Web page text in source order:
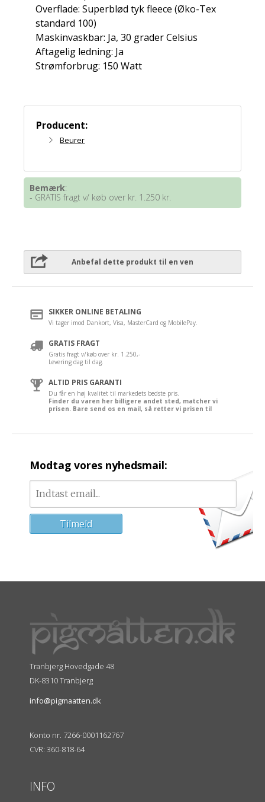
Overflade: Superblød tyk fleece (Øko-Tex
standard 100)
Maskinvaskbar: Ja, 30 grader Celsius
Aftagelig ledning: Ja
Strømforbrug: 150 Watt
Producent:
Beurer
Bemærk:
- GRATIS fragt v/ køb over kr. 1.250 kr.
Anbefal dette produkt til en ven
SIKKER ONLINE BETALING
Vi tager imod Dankort, Visa, MasterCard og MobilePay.
GRATIS FRAGT
Gratis fragt v/køb over kr. 1.250,-
Levering dag til dag.
ALTID PRIS GARANTI
Du får en høj kvalitet til markedets bedste pris.
Finder du varen her billigere andet sted, matcher vi
prisen. Bare send os en mail, så retter vi prisen til
Modtag vores nyhedsmail:
Tranbjerg Hovedgade 48
DK-8310 Tranbjerg
info@pigmaatten.dk
Konto nr. 7266-0001162767
CVR: 360-818-64
INFO